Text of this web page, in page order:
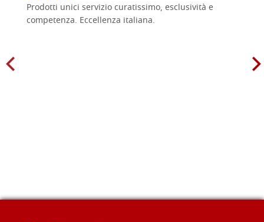
Prodotti unici servizio curatissimo, esclusività e
competenza. Eccellenza italiana.